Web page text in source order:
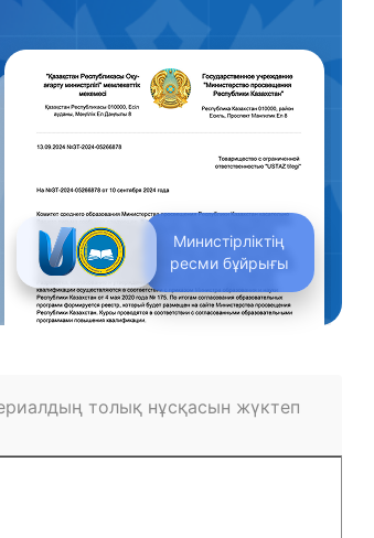
Министірліктің
ресми бұйрығы
толық нұсқасын жүктеп